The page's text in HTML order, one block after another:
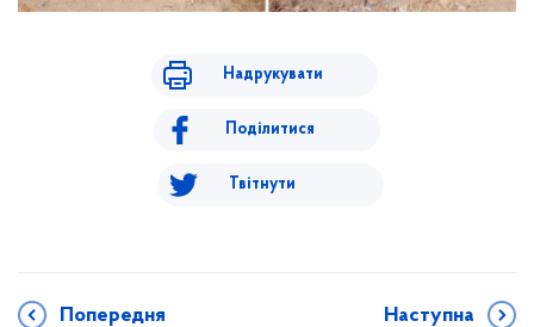
Надрукувати
Поділитися
Твітнути
Попередня Наступна